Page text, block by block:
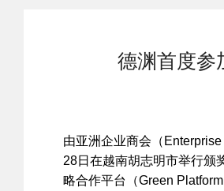
德渊首度参
由亚洲企业商会（
28日在越南胡志明市举行颁
略合作平台（Green